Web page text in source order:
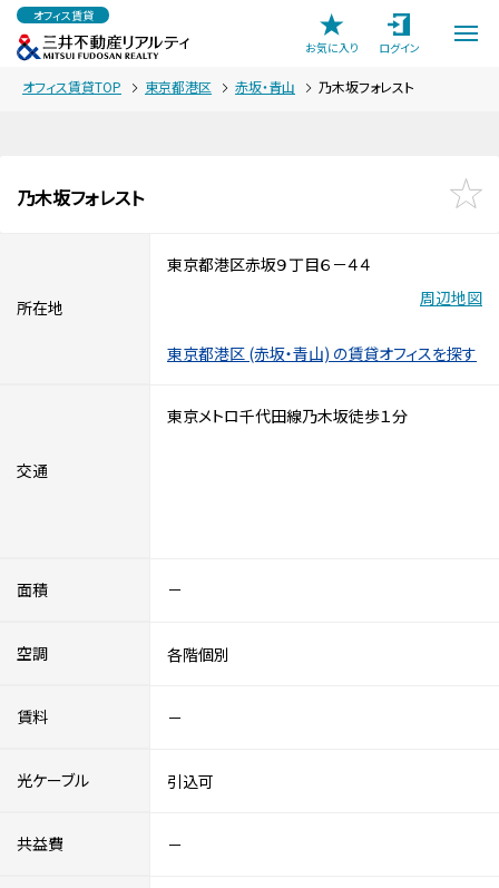
オフィス賃貸
お気に入り
ログイン
オフィス賃貸TOP 東京都港区 赤坂・青山 乃木坂フォレスト
乃木坂フォレスト
所在地
東京都港区赤坂９丁目６－４４
周辺地図
東京都港区 (赤坂・青山) の賃貸オフィスを探す
交通
東京メトロ千代田線乃木坂徒歩１分
面積 －
空調 各階個別
賃料 －
光ケーブル 引込可
共益費 －